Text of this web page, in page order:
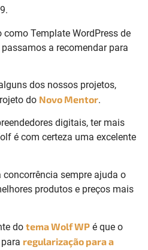
Template WordPress de
a recomendar para
dos nossos projetos,
do Novo Mentor.
digitais, ter mais
é com certeza uma excelente
sempre ajuda o
produtos e preços mais
do tema Wolf WP é que o
regularização para a